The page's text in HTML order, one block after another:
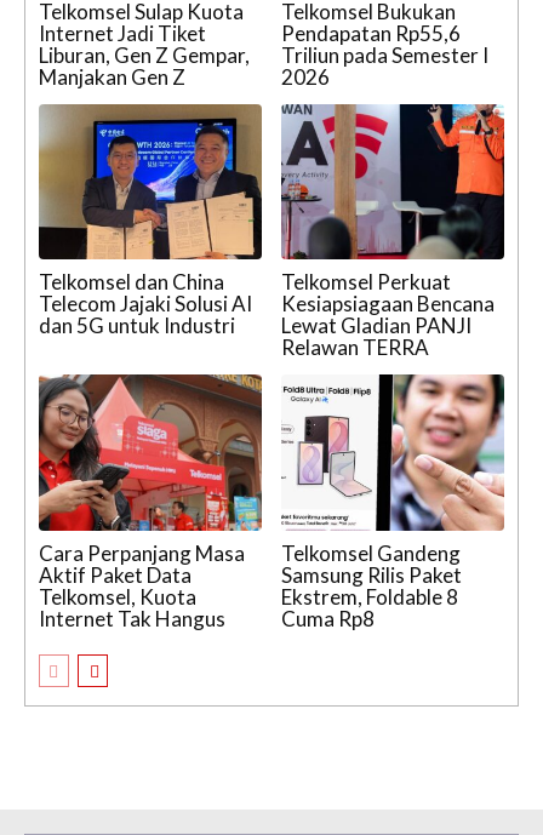
Telkomsel Sulap Kuota
Internet Jadi Tiket
Liburan, Gen Z Gempar,
Manjakan Gen Z
Telkomsel Bukukan
Pendapatan Rp55,6
Triliun pada Semester I
2026
Telkomsel dan China
Telecom Jajaki Solusi AI
dan 5G untuk Industri
Telkomsel Perkuat
Kesiapsiagaan Bencana
Lewat Gladian PANJI
Relawan TERRA
Cara Perpanjang Masa
Aktif Paket Data
Telkomsel, Kuota
Internet Tak Hangus
Telkomsel Gandeng
Samsung Rilis Paket
Ekstrem, Foldable 8
Cuma Rp8